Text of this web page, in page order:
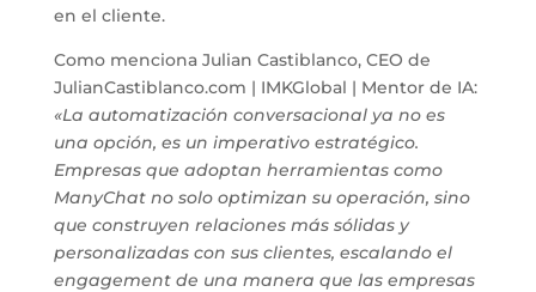
en el cliente.
Como menciona Julian Castiblanco, CEO de
JulianCastiblanco.com | IMKGlobal | Mentor de IA:
«La automatización conversacional ya no es
una opción, es un imperativo estratégico.
Empresas que adoptan herramientas como
ManyChat no solo optimizan su operación, sino
que construyen relaciones más sólidas y
personalizadas con sus clientes, escalando el
engagement de una manera que las empresas